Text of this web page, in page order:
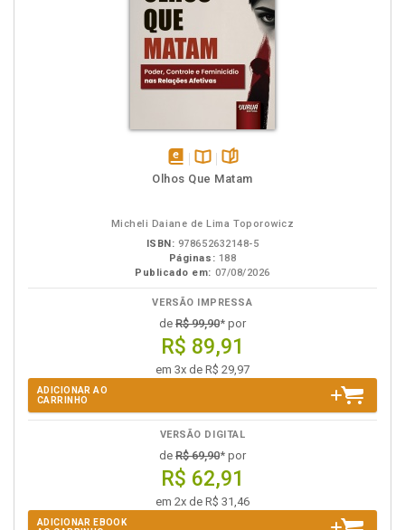
disponívelDisponível
páginas
Olhos Que Matam
Micheli Daiane de Lima Toporowicz
ISBN: 978652632148-5
Páginas: 188
Publicado em: 07/08/2026
VERSÃO IMPRESSA
de R$ 99,90* por
R$ 89,91
em 3x de R$ 29,97
ADICIONAR AO
CARRINHO
VERSÃO DIGITAL
de R$ 69,90* por
R$ 62,91
em 2x de R$ 31,46
ADICIONAR EBOOK